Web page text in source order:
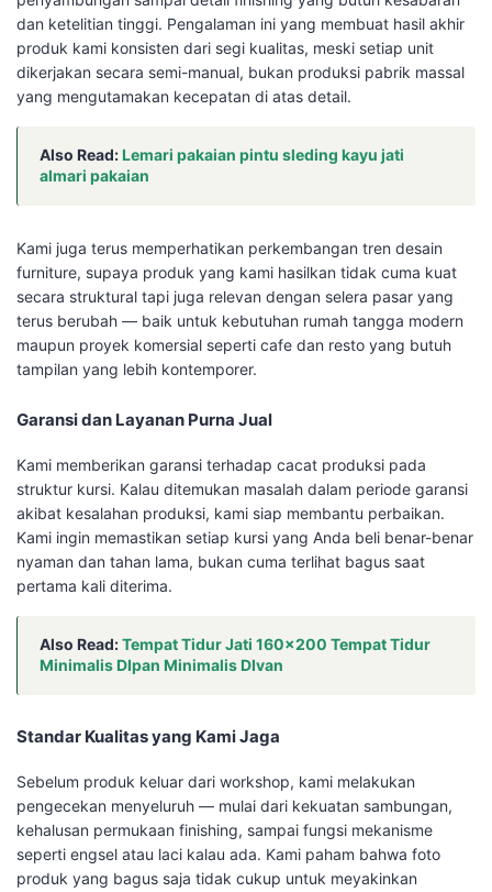
dan ketelitian tinggi. Pengalaman ini yang membuat hasil akhir
produk kami konsisten dari segi kualitas, meski setiap unit
dikerjakan secara semi-manual, bukan produksi pabrik massal
yang mengutamakan kecepatan di atas detail.
Also Read:Lemari pakaian pintu sleding kayu jati
almari pakaian
Kami juga terus memperhatikan perkembangan tren desain
furniture, supaya produk yang kami hasilkan tidak cuma kuat
secara struktural tapi juga relevan dengan selera pasar yang
terus berubah — baik untuk kebutuhan rumah tangga modern
maupun proyek komersial seperti cafe dan resto yang butuh
tampilan yang lebih kontemporer.
Garansi dan Layanan Purna Jual
Kami memberikan garansi terhadap cacat produksi pada
struktur kursi. Kalau ditemukan masalah dalam periode garansi
akibat kesalahan produksi, kami siap membantu perbaikan.
Kami ingin memastikan setiap kursi yang Anda beli benar-benar
nyaman dan tahan lama, bukan cuma terlihat bagus saat
pertama kali diterima.
Also Read:Tempat Tidur Jati 160×200 Tempat Tidur
Minimalis DIpan Minimalis DIvan
Standar Kualitas yang Kami Jaga
Sebelum produk keluar dari workshop, kami melakukan
pengecekan menyeluruh — mulai dari kekuatan sambungan,
kehalusan permukaan finishing, sampai fungsi mekanisme
seperti engsel atau laci kalau ada. Kami paham bahwa foto
produk yang bagus saja tidak cukup untuk meyakinkan